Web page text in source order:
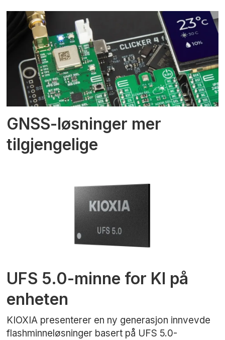
GNSS-løsninger mer
tilgjengelige
UFS 5.0-minne for KI på
enheten
KIOXIA presenterer en ny generasjon innvevde
flashminneløsninger basert på UFS 5.0-